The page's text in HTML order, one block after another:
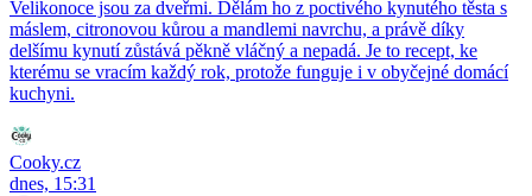
Velikonoce jsou za dveřmi. Dělám ho z poctivého kynutého těsta s
máslem, citronovou kůrou a mandlemi navrchu, a právě díky
delšímu kynutí zůstává pěkně vláčný a nepadá. Je to recept, ke
kterému se vracím každý rok, protože funguje i v obyčejné domácí
kuchyni.
Cooky.cz
dnes, 15:31